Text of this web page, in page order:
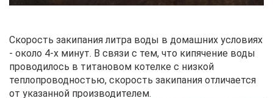
Скорость закипания литра воды в домашних условиях
- около 4-х минут. В связи с тем, что кипячение воды
проводилось в титановом котелке с низкой
теплопроводностью, скорость закипания отличается
от указанной производителем.